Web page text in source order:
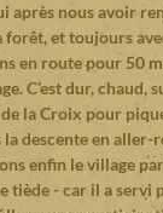
après nous avoir
et toujours
en route pour 50
C’est dur,
la Croix pour
descente en
enfin le village
tiède - car il a